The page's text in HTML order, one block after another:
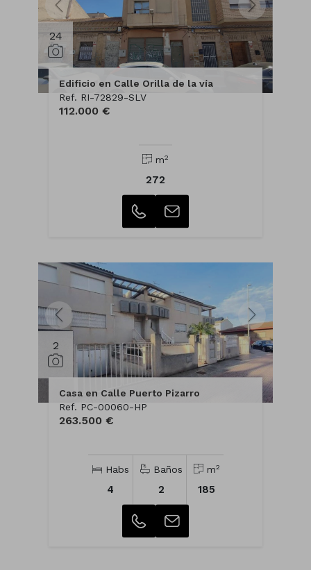
24
Edificio en Calle Orilla de la vía
Ref. RI-72829-SLV
112.000 €
m2
272
2
Casa en Calle Puerto Pizarro
Ref. PC-00060-HP
263.500 €
Habs
4
Baños
2
m2
185